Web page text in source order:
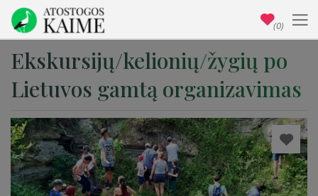
Ekskursijų/kelionių/žygių po
Lietuvos gamtą organizavimas
(0)